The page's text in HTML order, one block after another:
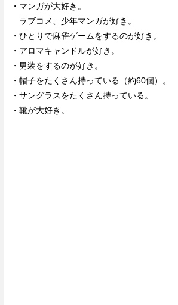
・マンガが大好き。
ラブコメ、少年マンガが好き。
・ひとりで麻雀ゲームをするのが好き。
・アロマキャンドルが好き。
・男装をするのが好き。
・帽子をたくさん持っている（約60個）。
・サングラスをたくさん持っている。
・靴が大好き。